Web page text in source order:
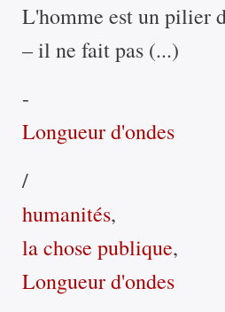
L'homme est un pilier
– il ne fait pas (...)
-
Longueur d'ondes
/
humanités,
la chose publique,
Longueur d'ondes